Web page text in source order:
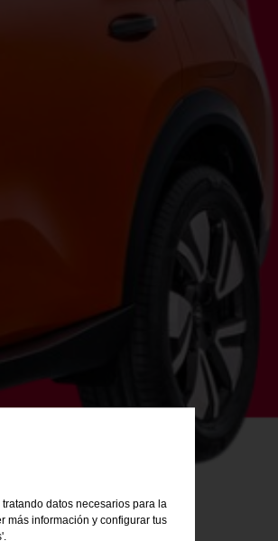
datos necesarios para la
más información y configurar tus